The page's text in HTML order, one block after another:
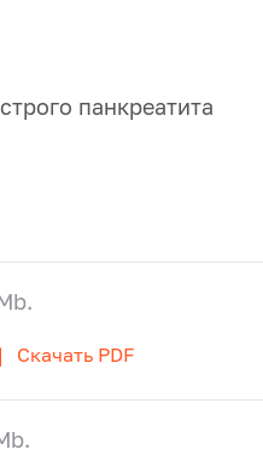
панкреатита
Скачать PDF